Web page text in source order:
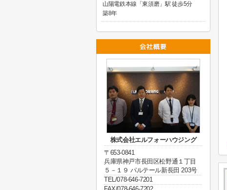
山陽電鉄本線「東須磨」駅 徒歩5分
築8年
株式会社エルフォーハウジング
〒653-0841
兵庫県神戸市長田区松野通１丁目
５－１９ パルテール新長田 203号
TEL/078-646-7201